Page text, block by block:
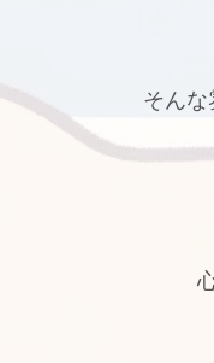
そんな